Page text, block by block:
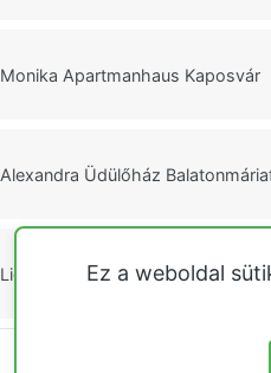
Monika Apartmanhaus Kaposvár
Alexandra Üdülőház
Liget Holiday Home Fonyód
Ez a weboldal